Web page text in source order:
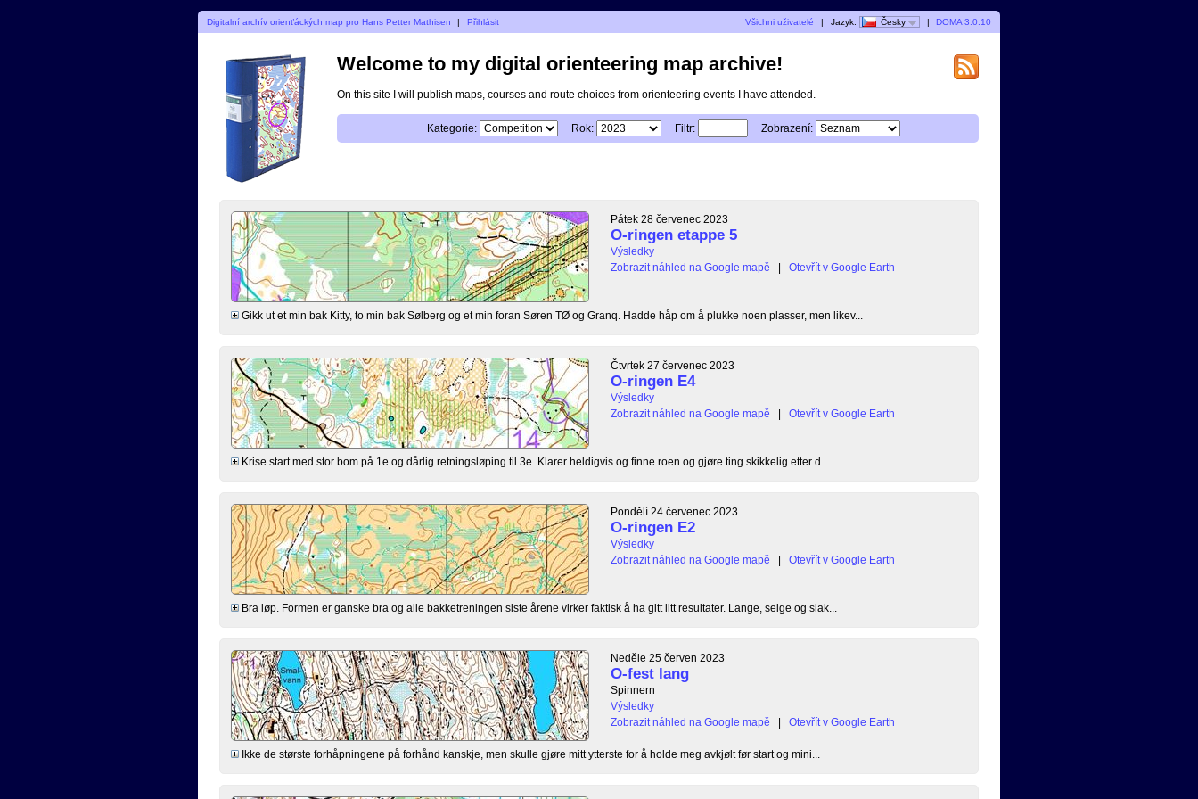
Digitalní archív orienťáckých map pro Hans Petter Mathisen | Přihlásit Všichni uživatelé | Jazyk: Česky | DOMA 3.0.10
Welcome to my digital orienteering map archive!
On this site I will publish maps, courses and route choices from orienteering events I have attended.
Kategorie: Rok: Filtr: Zobrazení:
Pátek 28 červenec 2023
O-ringen etappe 5
Výsledky
Zobrazit náhled na Google mapě
| Otevřít v Google Earth
Gikk ut et min bak Kitty, to min bak Sølberg og et min foran Søren TØ og Granq. Hadde håp om å plukke noen plasser, men likev...
Čtvrtek 27 červenec 2023
O-ringen E4
Výsledky
Zobrazit náhled na Google mapě
| Otevřít v Google Earth
Krise start med stor bom på 1e og dårlig retningsløping til 3e. Klarer heldigvis og finne roen og gjøre ting skikkelig etter d...
Pondělí 24 červenec 2023
O-ringen E2
Výsledky
Zobrazit náhled na Google mapě
| Otevřít v Google Earth
Bra løp. Formen er ganske bra og alle bakketreningen siste årene virker faktisk å ha gitt litt resultater. Lange, seige og slak...
Neděle 25 červen 2023
O-fest lang
Spinnern
Výsledky
Zobrazit náhled na Google mapě
| Otevřít v Google Earth
Ikke de største forhåpningene på forhånd kanskje, men skulle gjøre mitt ytterste for å holde meg avkjølt før start og mini...